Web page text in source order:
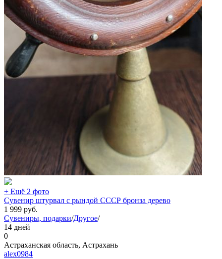
+ Ещё 2 фото
Сувенир штурвал с рындой СССР бронза дерево
1 999 руб.
Сувениры, подарки/Другое/
14 дней
0
Астраханская область, Астрахань
alex0984